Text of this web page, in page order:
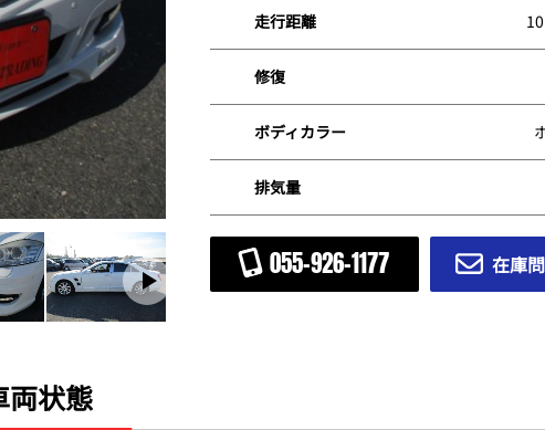
走行距離
修復
ボディカラー
排気量
055-926-1177 在庫
両状態